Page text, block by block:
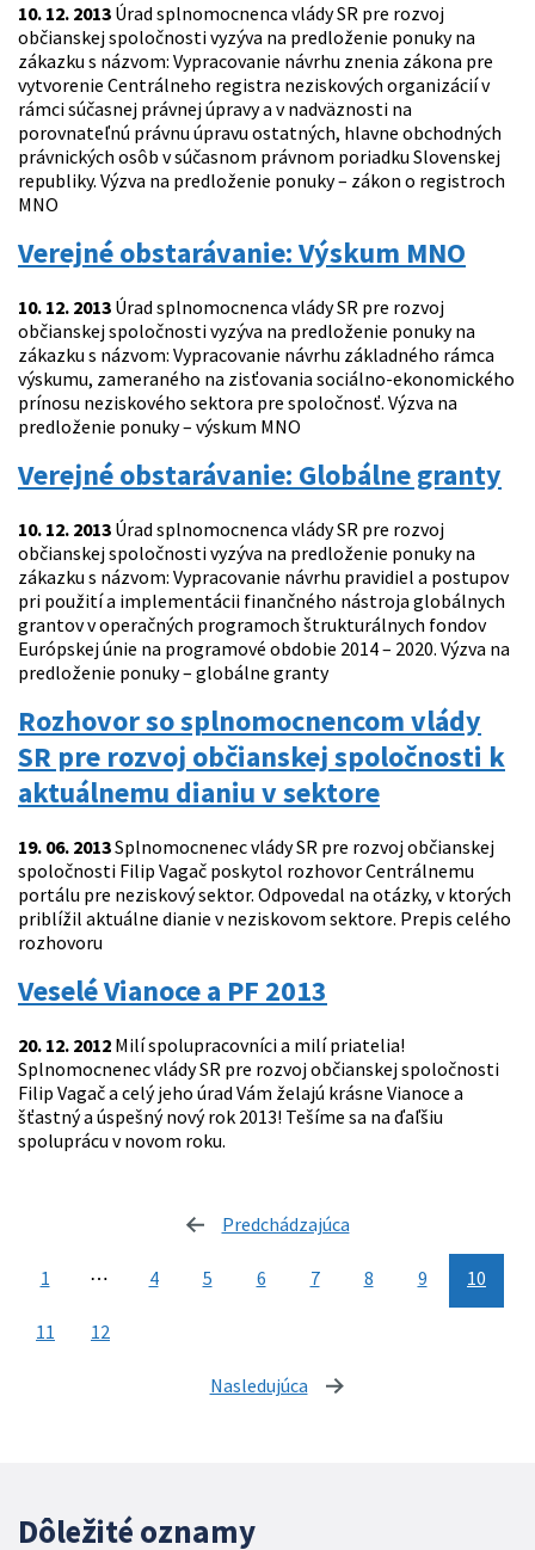
10. 12. 2013 Úrad splnomocnenca vlády SR pre rozvoj
občianskej spoločnosti vyzýva na predloženie ponuky na
zákazku s názvom: Vypracovanie návrhu znenia zákona pre
vytvorenie Centrálneho registra neziskových organizácií v
rámci súčasnej právnej úpravy a v nadväznosti na
porovnateľnú právnu úpravu ostatných, hlavne obchodných
právnických osôb v súčasnom právnom poriadku Slovenskej
republiky. Výzva na predloženie ponuky – zákon o registroch
MNO
Verejné obstarávanie: Výskum MNO
10. 12. 2013 Úrad splnomocnenca vlády SR pre rozvoj
občianskej spoločnosti vyzýva na predloženie ponuky na
zákazku s názvom: Vypracovanie návrhu základného rámca
výskumu, zameraného na zisťovania sociálno-ekonomického
prínosu neziskového sektora pre spoločnosť. Výzva na
predloženie ponuky – výskum MNO
Verejné obstarávanie: Globálne granty
10. 12. 2013 Úrad splnomocnenca vlády SR pre rozvoj
občianskej spoločnosti vyzýva na predloženie ponuky na
zákazku s názvom: Vypracovanie návrhu pravidiel a postupov
pri použití a implementácii finančného nástroja globálnych
grantov v operačných programoch štrukturálnych fondov
Európskej únie na programové obdobie 2014 – 2020. Výzva na
predloženie ponuky – globálne granty
Rozhovor so splnomocnencom vlády
SR pre rozvoj občianskej spoločnosti k
aktuálnemu dianiu v sektore
19. 06. 2013Splnomocnenec vlády SR pre rozvoj občianskej
spoločnosti Filip Vagač poskytol rozhovor Centrálnemu
portálu pre neziskový sektor. Odpovedal na otázky, v ktorých
priblížil aktuálne dianie v neziskovom sektore. Prepis celého
rozhovoru
Veselé Vianoce a PF 2013
20. 12. 2012 Milí spolupracovníci a milí priatelia!
Splnomocnenec vlády SR pre rozvoj občianskej spoločnosti
Filip Vagač a celý jeho úrad Vám želajú krásne Vianoce a
šťastný a úspešný nový rok 2013! Tešíme sa na ďaľšiu
spoluprácu v novom roku.
Predchádzajúca
1 ⋯ 4 5 6 7 8 9 10
11 12
Nasledujúca stránka
Dôležité oznamy